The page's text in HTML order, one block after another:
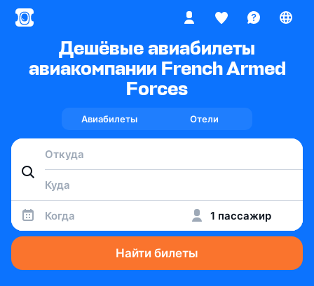
Дешёвые авиабилеты
авиакомпании French Armed
Forces
Авиабилеты Отели
Когда 1 пассажир
Найти билеты